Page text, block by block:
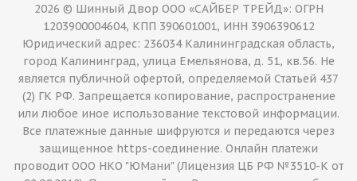
2026 © Шинный Двор ООО «САЙБЕР ТРЕЙД»: ОГРН
1203900004604, КПП 390601001, ИНН 3906390612
Юридический адрес: 236034 Калининградская область,
город Калининград, улица Емельянова, д. 51, кв.56. Не
является публичной офертой, определяемой Статьей 437
(2) ГК РФ. Запрещается копирование, распространение
или любое иное использование текстовой информации.
Все платежные данные шифруются и передаются через
защищенное https-соединение. Онлайн платежи
проводит ООО НКО "ЮМани" (Лицензия ЦБ РФ №3510-К от